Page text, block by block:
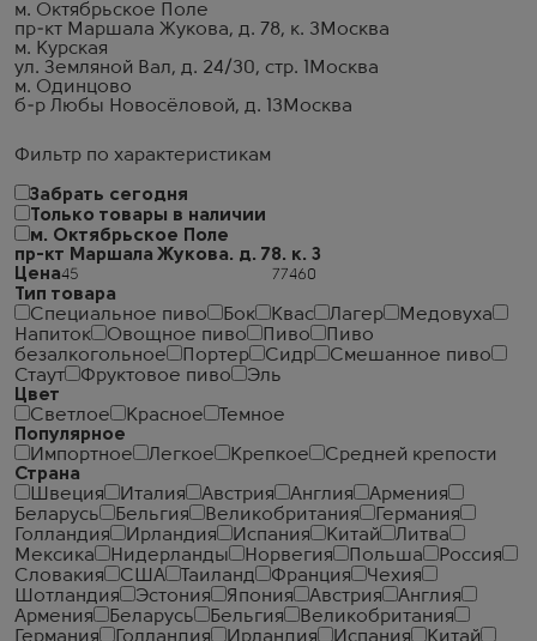
Фильтр по характеристикам
Забрать сегодня
Только товары в наличии
м. Октябрьское Поле
пр-кт Маршала Жукова. д. 78. к. 3
Цена
Тип товара
Специальное пиво
Бок Квас Лагер
Медовуха
Напиток
Овощное пиво Пиво
Пиво
безалкогольное
Портер Сидр
Смешанное пиво
Стаут
Фруктовое пиво
Эль
Цвет
Светлое
Красное
Темное
Популярное
Импортное
Легкое Крепкое
Средней крепости
Страна
Швеция
Италия Австрия Англия
Армения
Беларусь
Бельгия Великобритания
Германия
Голландия
Ирландия Испания Китай
Литва
Мексика
Нидерланды Норвегия Польша
Россия
Словакия
США Таиланд Франция
Чехия
Шотландия
Эстония Япония Австрия
Англия
Армения
Беларусь Бельгия
Великобритания
м. Октябрьское Поле
пр-кт Маршала Жукова, д. 78, к. 3 Москва
м. Курская
ул. Земляной Вал, д. 24/30, стр. 1
Москва
м. Одинцово
б-р Любы Новосёловой, д. 13 Москва